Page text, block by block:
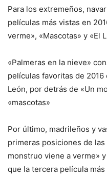
Para los extremeños,
películas más vistas en
verme», «Mascotas» y «El
«Palmeras en la nieve»
películas favoritas de
León, por detrás de «Un
«mascotas»
Por último, madrileños y
primeras posiciones de
monstruo viene a verme»
que la tercera película